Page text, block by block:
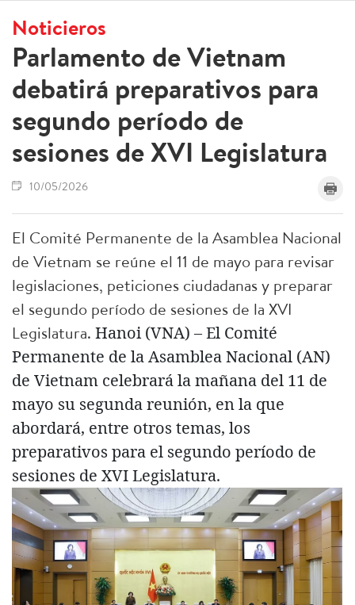
Noticieros
Parlamento de Vietnam
debatirá preparativos para
segundo período de
sesiones de XVI Legislatura
10/05/2026
El Comité Permanente de la Asamblea Nacional
de Vietnam se reúne el 11 de mayo para revisar
legislaciones, peticiones ciudadanas y preparar
el segundo período de sesiones de la XVI
Legislatura. Hanoi (VNA) – El Comité
Permanente de la Asamblea Nacional (AN)
de Vietnam celebrará la mañana del 11 de
mayo su segunda reunión, en la que
abordará, entre otros temas, los
preparativos para el segundo período de
sesiones de XVI Legislatura.